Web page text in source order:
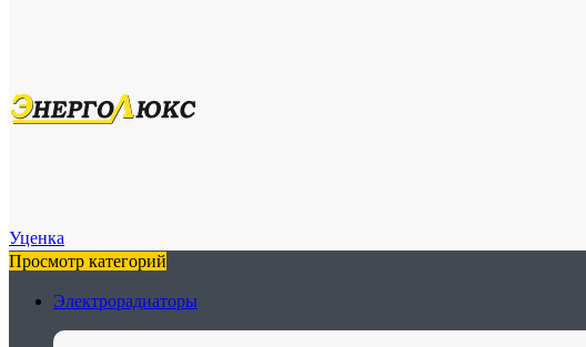
Уценка
Просмотр категорий
Электрорадиаторы